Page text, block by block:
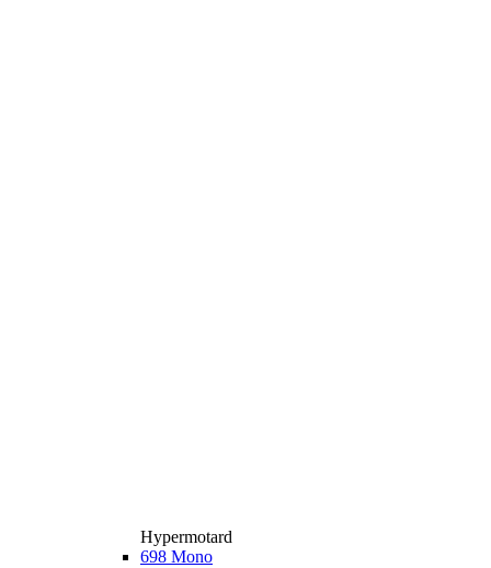
Hypermotard
698 Mono